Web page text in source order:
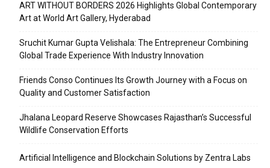
ART WITHOUT BORDERS 2026 Highlights Global Contemporary
Art at World Art Gallery, Hyderabad
Sruchit Kumar Gupta Velishala: The Entrepreneur Combining
Global Trade Experience With Industry Innovation
Friends Conso Continues Its Growth Journey with a Focus on
Quality and Customer Satisfaction
Jhalana Leopard Reserve Showcases Rajasthan’s Successful
Wildlife Conservation Efforts
Artificial Intelligence and Blockchain Solutions by Zentra Labs